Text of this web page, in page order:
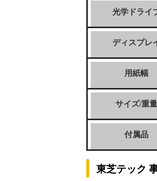
光学ドライ
ディスプレ
用紙幅
サイズ/重量
付属品
東芝テック